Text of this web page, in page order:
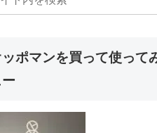
ッポマンを買って使って